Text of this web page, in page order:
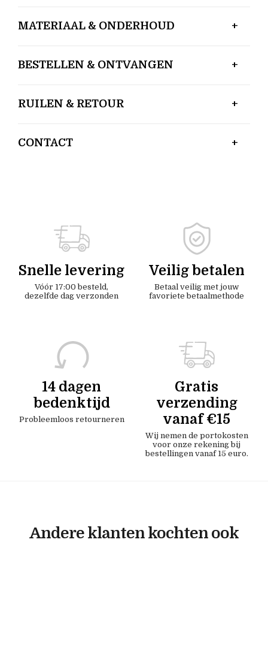
MATERIAAL & ONDERHOUD
BESTELLEN & ONTVANGEN
RUILEN & RETOUR
CONTACT
Snelle levering
Vóór 17:00 besteld,
dezelfde dag verzonden
Veilig betalen
Betaal veilig met jouw
favoriete betaalmethode
14 dagen
bedenktijd
Probleemloos retourneren
Gratis
verzending
vanaf €15
Wij nemen de portokosten
voor onze rekening bij
bestellingen vanaf 15 euro.
Andere klanten kochten ook